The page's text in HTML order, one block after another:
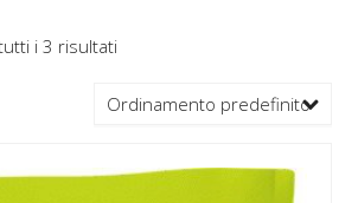
i 3 risultati
Ordinamento predefinito